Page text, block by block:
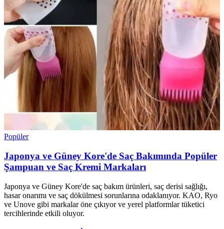
Popüler
Japonya ve Güney Kore'de Saç Bakımında Popüler
Şampuan ve Saç Kremi Markaları
Japonya ve Güney Kore'de saç bakım ürünleri, saç derisi sağlığı,
hasar onarımı ve saç dökülmesi sorunlarına odaklanıyor. KAO, Ryo
ve Unove gibi markalar öne çıkıyor ve yerel platformlar tüketici
tercihlerinde etkili oluyor.